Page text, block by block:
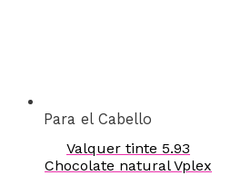
Para el Cabello
Valquer tinte 5.93
Chocolate natural Vplex